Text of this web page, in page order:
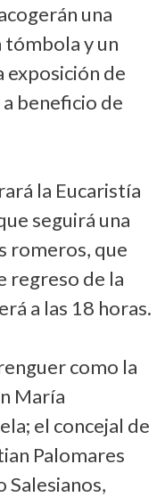
una
tómbola y un
exposición de
beneficio de
la Eucaristía
seguirá una
romeros, que
regreso de la
a las 18 horas.
como la
María
el concejal de
Palomares
Salesianos,